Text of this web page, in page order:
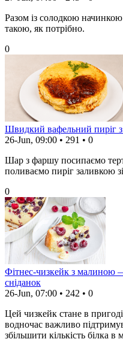
Разом із солодкою
такою, як потрібно.
0
Швидкий вафельний пиріг
26-Jun, 09:00 • 291 • 0
Шар з фаршу посипаємо
поливаємо пиріг заливкою
0
Фітнес-чизкейк з малиною
сніданок
26-Jun, 07:00 • 242 • 0
Цей чизкейк стане в
водночас важливо
збільшити кількість білка в